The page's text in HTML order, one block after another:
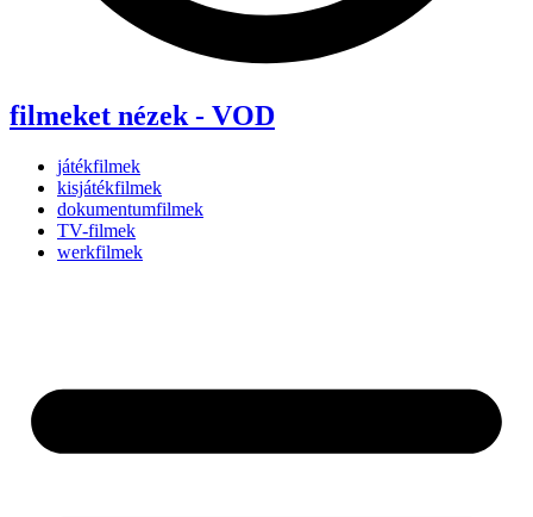
filmeket nézek - VOD
játékfilmek
kisjátékfilmek
dokumentumfilmek
TV-filmek
werkfilmek